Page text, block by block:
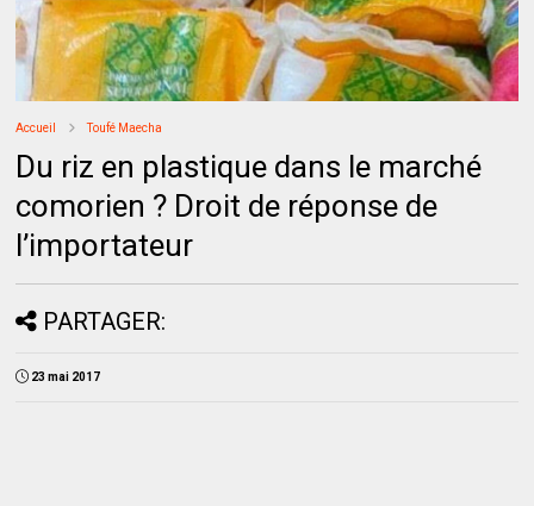
Accueil Toufé Maecha
Du riz en plastique dans le marché
comorien ? Droit de réponse de
l’importateur
PARTAGER:
23 mai 2017